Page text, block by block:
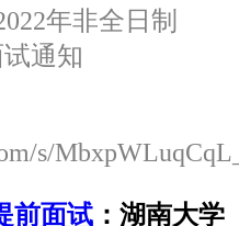
年非全日制
通知
s/
前面试 ：湖南大学